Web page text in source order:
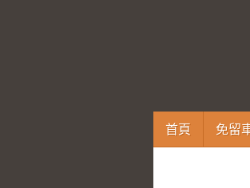
跳
至
首頁 免留